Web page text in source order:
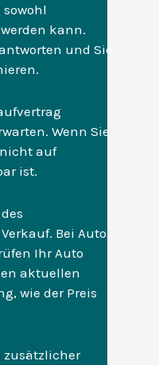
kann.
und Sie
Wenn Sie
auf
ist.
Bei Auto
Ihr Auto
aktuellen
wie der Preis
zusätzlicher